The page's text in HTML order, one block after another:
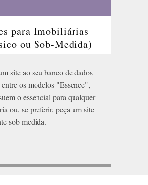
para Imobiliárias
ou Sob-Medida)
site ao seu banco de dados
os modelos "Essence",
o essencial para qualquer
ou, se preferir, peça um site
sob medida.